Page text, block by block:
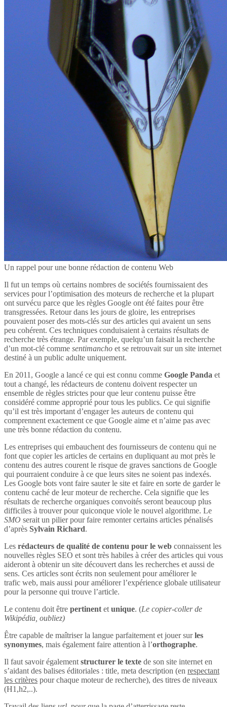
Un rappel pour une bonne rédaction de contenu Web
Il fut un temps où certains nombres de sociétés fournissaient des
services pour l’optimisation des moteurs de recherche et la plupart
ont survécu parce que les règles Google ont été faites pour être
transgressées. Retour dans les jours de gloire, les entreprises
pouvaient poser des mots-clés sur des articles qui avaient un sens
peu cohérent. Ces techniques conduisaient à certains résultats de
recherche très étrange. Par exemple, quelqu’un faisait la recherche
d’un mot-clé comme sentimancho et se retrouvait sur un site internet
destiné à un public adulte uniquement.
En 2011, Google a lancé ce qui est connu comme Google Panda et
tout a changé, les rédacteurs de contenu doivent respecter un
ensemble de règles strictes pour que leur contenu puisse être
considéré comme approprié pour tous les publics. Ce qui signifie
qu’il est très important d’engager les auteurs de contenu qui
comprennent exactement ce que Google aime et n’aime pas avec
une très bonne rédaction du contenu.
Les entreprises qui embauchent des fournisseurs de contenu qui ne
font que copier les articles de certains en dupliquant au mot près le
contenu des autres courent le risque de graves sanctions de Google
qui pourraient conduire à ce que leurs sites ne soient pas indexés.
Les Google bots vont faire sauter le site et faire en sorte de garder le
contenu caché de leur moteur de recherche. Cela signifie que les
résultats de recherche organiques convoités seront beaucoup plus
difficiles à trouver pour quiconque viole le nouvel algorithme. Le
SMO serait un pilier pour faire remonter certains articles pénalisés
d’après Sylvain Richard.
Les rédacteurs de qualité de contenu pour le web connaissent les
nouvelles règles SEO et sont très habiles à créer des articles qui vous
aideront à obtenir un site découvert dans les recherches et aussi de
sens. Ces articles sont écrits non seulement pour améliorer le
trafic web, mais aussi pour améliorer l’expérience globale utilisateur
pour la personne qui trouve l’article.
Le contenu doit être pertinent et unique. (Le copier-coller de
Wikipédia, oubliez)
Être capable de maîtriser la langue parfaitement et jouer surles
synonymes, mais également faire attention à l’orthographe.
Il faut savoir également structurer le texte de son site internet en
s’aidant des balises éditoriales : title, meta description (en respectant
les critères pour chaque moteur de recherche), des titres de niveaux
(H1,h2,..).